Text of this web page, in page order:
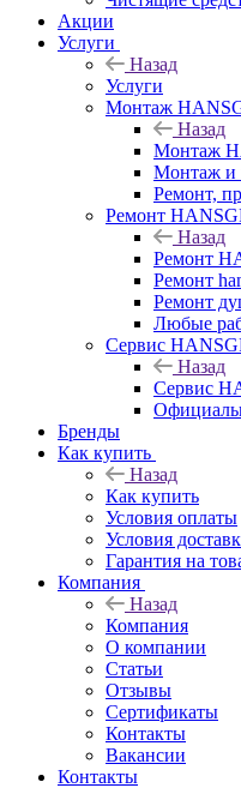
Акции
Услуги
Назад
Услуги
Монтаж
Назад
Монтаж
Монтаж и
Ремонт,
Ремонт
Назад
Ремонт
Ремонт
Ремонт
Любые
Сервис
Назад
Сервис
Бренды
Как купить
Назад
Как купить
Условия оплаты
Условия
Гарантия на
Компания
Назад
Компания
О компании
Статьи
Отзывы
Сертификаты
Контакты
Вакансии
Контакты